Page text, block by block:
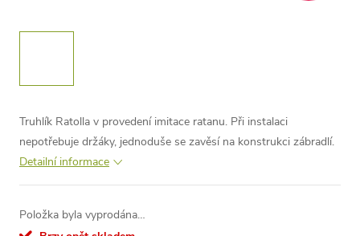
Truhlík Ratolla v provedení imitace ratanu. Při instalaci
nepotřebuje držáky, jednoduše se zavěsí na konstrukci zábradlí.
Detailní informace
Položka byla vyprodána…